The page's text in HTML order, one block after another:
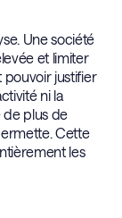
Une société
et limiter
pouvoir justifier
ni la
de plus de
Cette
les